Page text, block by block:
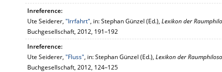
Inreference:
Ute Seiderer, "Irrfahrt", in: Stephan Günzel (Ed.), Lexikon der
Buchgesellschaft, 2012, 191–192
Inreference:
Ute Seiderer, "Fluss", in: Stephan Günzel (Ed.), Lexikon der
Buchgesellschaft, 2012, 124–125